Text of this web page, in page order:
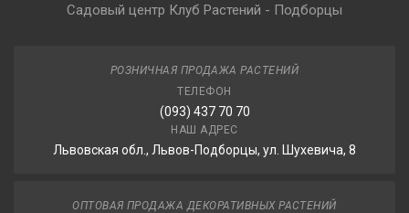
Садовый центр Клуб Растений - Подборцы
РОЗНИЧНАЯ ПРОДАЖА РАСТЕНИЙ
ТЕЛЕФОН
(093) 437 70 70
НАШ АДРЕС
Львовская обл., Львов-Подборцы, ул. Шухевича, 8
ОПТОВАЯ ПРОДАЖА ДЕКОРАТИВНЫХ РАСТЕНИЙ